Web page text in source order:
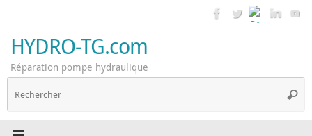
contenu
HYDRO-TG.com
Réparation pompe hydraulique